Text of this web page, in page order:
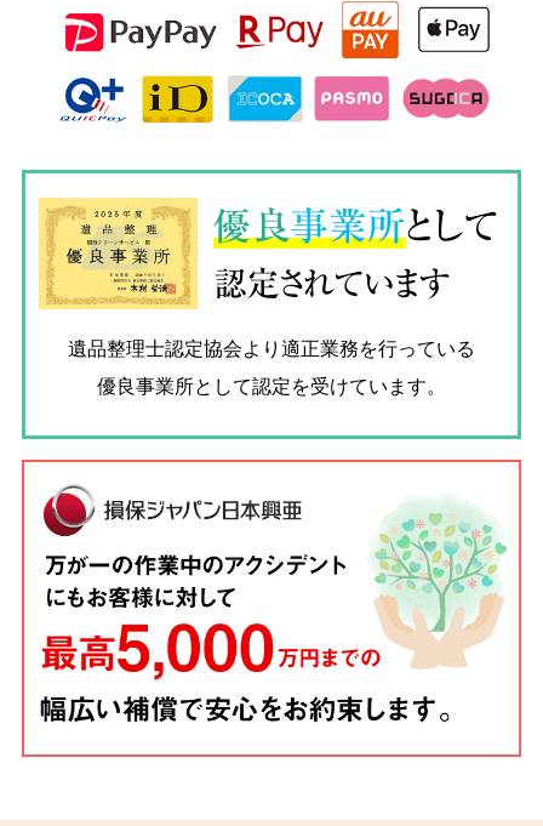
優良事業所として
認定されています
遺品整理士認定協会より適正業務を行っている
優良事業所として認定を受けています。